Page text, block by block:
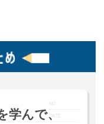
学んで、